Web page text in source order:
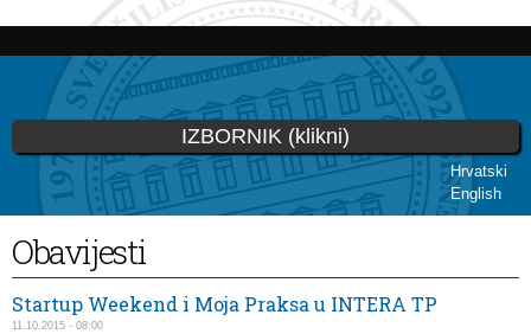
Skip to
content
Hrvatski
English
IZBORNIK (klikni)
You are here
Obavijesti
Startup Weekend i Moja Praksa u INTERA TP
11.10.2015 - 08:00